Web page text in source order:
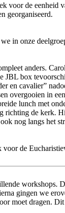
voor de eenheid
georganiseerd.
in onze
anders.
JBL box
en cavalier”
overgooien in
lunch met
richting de kerk.
nog langs het
voor de
workshops.
gingen we
moet dragen.